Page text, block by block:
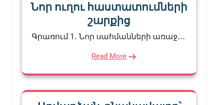
Նոր ուղու հաստատումների
շարքից
Գրառում 1․ Նոր սահմանների առաջ․․․
Read More